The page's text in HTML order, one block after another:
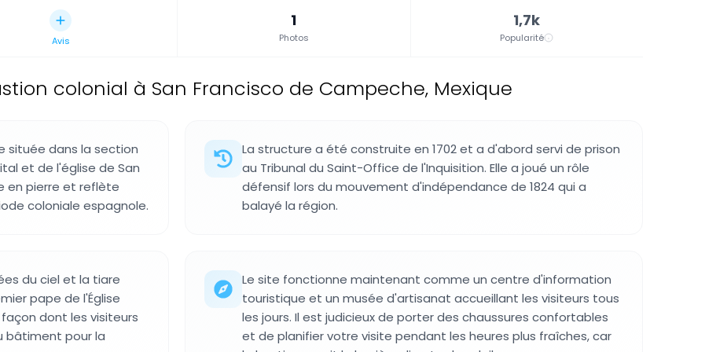
Avis
1
Photos
1,7k
Popularité
colonial à San Francisco de Campeche, Mexique
située dans la section
et de l'église de San
en pierre et reflète
coloniale espagnole.
La structure a été construite en 1702 et a d'abord servi de prison
au Tribunal du Saint-Office de l'Inquisition. Elle a joué un rôle
défensif lors du mouvement d'indépendance de 1824 qui a
balayé la région.
du ciel et la tiare
pape de l'Église
dont les visiteurs
bâtiment pour la
Le site fonctionne maintenant comme un centre d'information
touristique et un musée d'artisanat accueillant les visiteurs tous
les jours. Il est judicieux de porter des chaussures confortables
et de planifier votre visite pendant les heures plus fraîches, car